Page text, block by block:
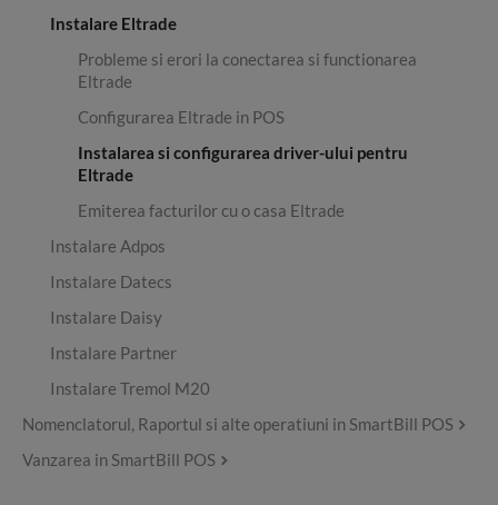
Instalare Eltrade
Probleme si erori la conectarea si functionarea
Eltrade
Configurarea Eltrade in POS
Instalarea si configurarea driver-ului pentru
Eltrade
Emiterea facturilor cu o casa Eltrade
Instalare Adpos
Instalare Datecs
Instalare Daisy
Instalare Partner
Instalare Tremol M20
Nomenclatorul, Raportul si alte operatiuni in SmartBill POS
Vanzarea in SmartBill POS